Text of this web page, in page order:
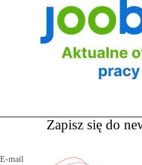
Zapisz się do
E-mail